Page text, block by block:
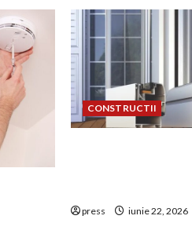
CONSTRUCTII
press iunie 22, 2026